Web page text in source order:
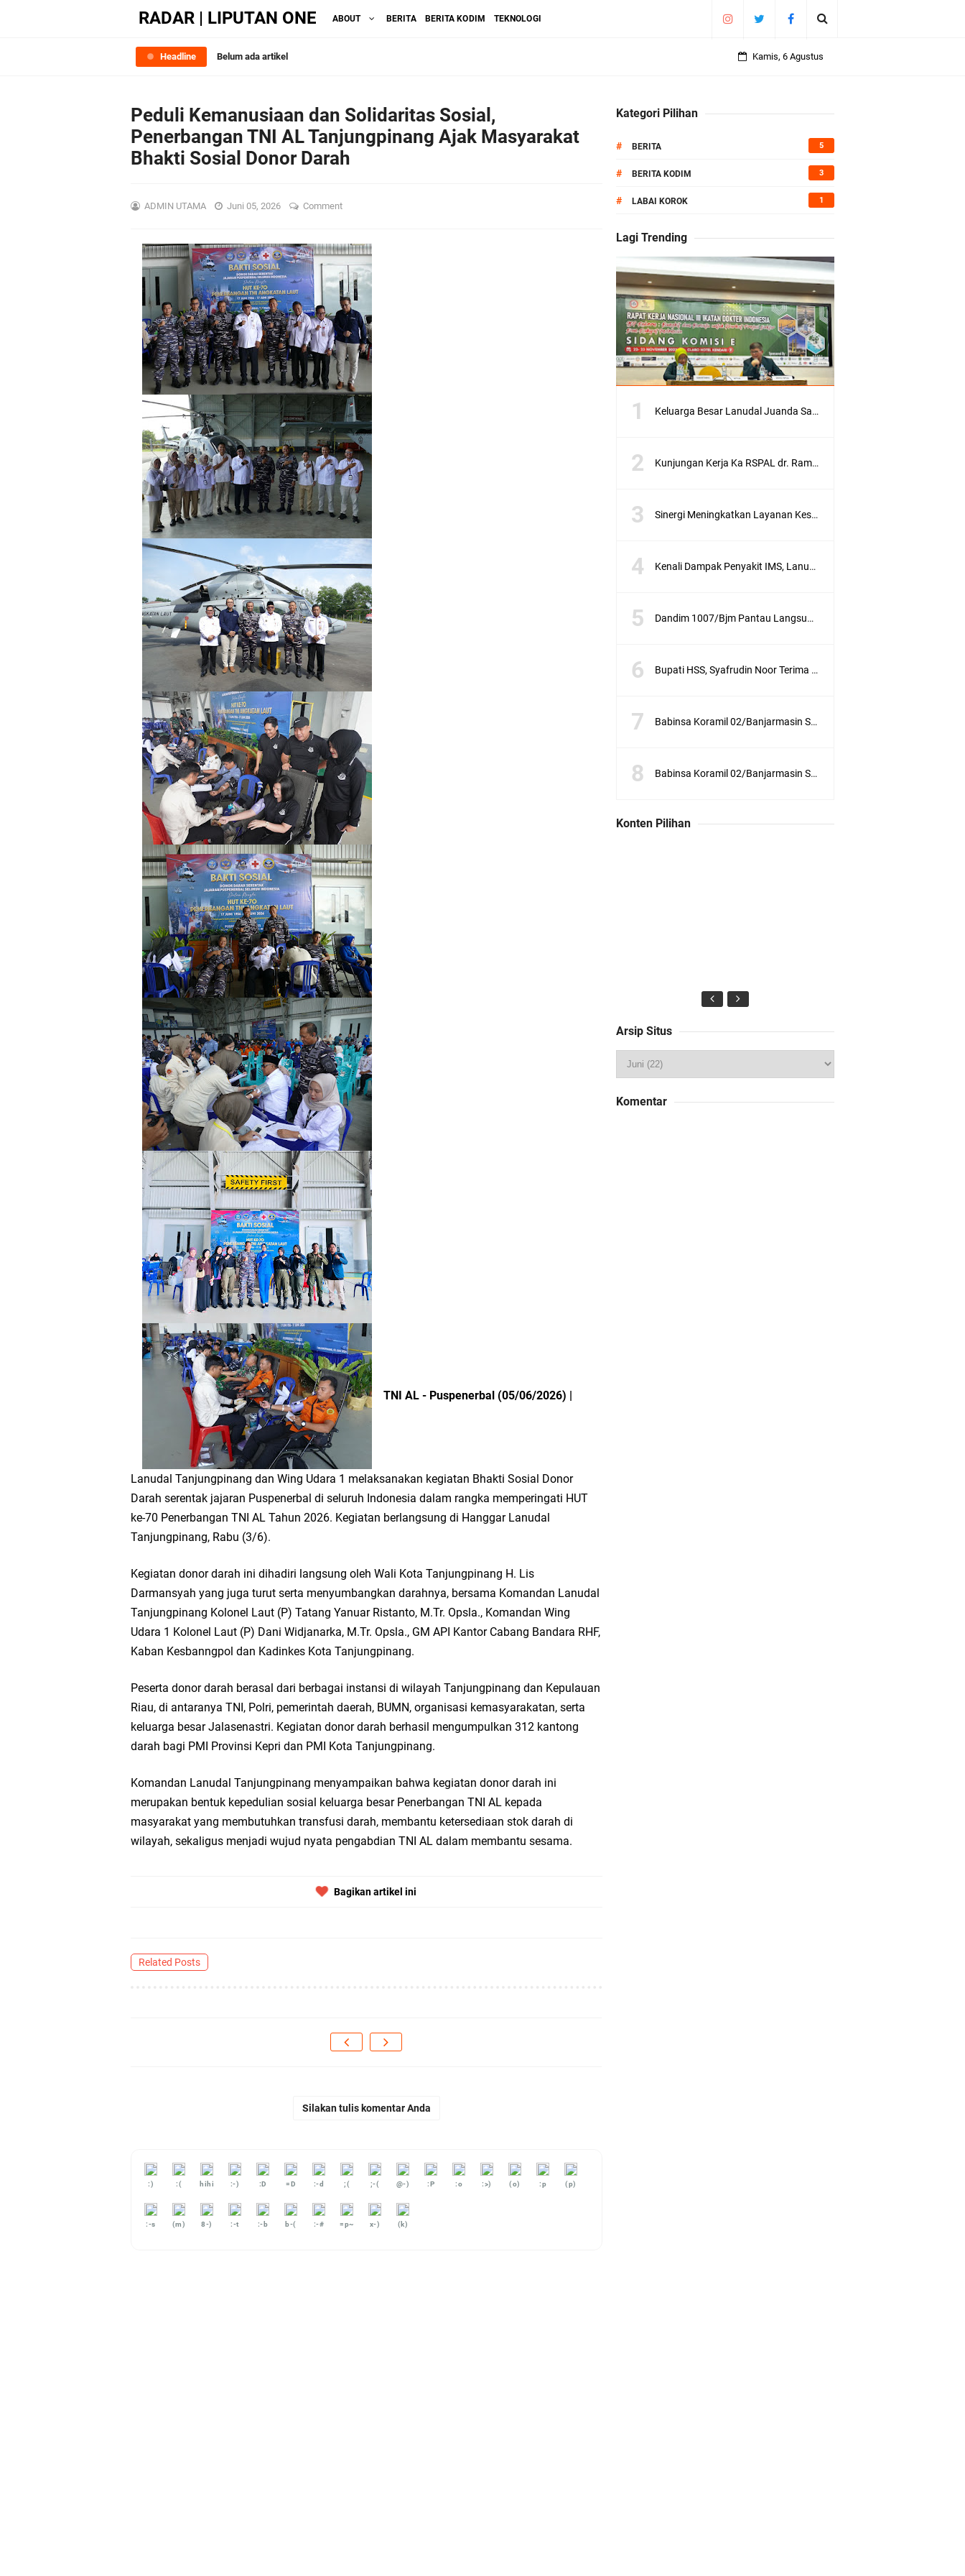
RADAR | LIPUTAN ONE ABOUT BERITA BERITA KODIM TEKNOLOGI
Headline Belum ada artikel Kamis, 6 Agustus
Peduli Kemanusiaan dan Solidaritas Sosial,
Penerbangan TNI AL Tanjungpinang Ajak Masyarakat
Bhakti Sosial Donor Darah
ADMIN UTAMA Juni 05, 2026 Comment
TNI AL - Puspenerbal (05/06/2026) |
Lanudal Tanjungpinang dan Wing Udara 1 melaksanakan kegiatan Bhakti Sosial Donor
Darah serentak jajaran Puspenerbal di seluruh Indonesia dalam rangka memperingati HUT
ke-70 Penerbangan TNI AL Tahun 2026. Kegiatan berlangsung di Hanggar Lanudal
Tanjungpinang, Rabu (3/6).
Kegiatan donor darah ini dihadiri langsung oleh Wali Kota Tanjungpinang H. Lis
Darmansyah yang juga turut serta menyumbangkan darahnya, bersama Komandan Lanudal
Tanjungpinang Kolonel Laut (P) Tatang Yanuar Ristanto, M.Tr. Opsla., Komandan Wing
Udara 1 Kolonel Laut (P) Dani Widjanarka, M.Tr. Opsla., GM API Kantor Cabang Bandara RHF,
Kaban Kesbanngpol dan Kadinkes Kota Tanjungpinang.
Peserta donor darah berasal dari berbagai instansi di wilayah Tanjungpinang dan Kepulauan
Riau, di antaranya TNI, Polri, pemerintah daerah, BUMN, organisasi kemasyarakatan, serta
keluarga besar Jalasenastri. Kegiatan donor darah berhasil mengumpulkan 312 kantong
darah bagi PMI Provinsi Kepri dan PMI Kota Tanjungpinang.
Komandan Lanudal Tanjungpinang menyampaikan bahwa kegiatan donor darah ini
merupakan bentuk kepedulian sosial keluarga besar Penerbangan TNI AL kepada
masyarakat yang membutuhkan transfusi darah, membantu ketersediaan stok darah di
wilayah, sekaligus menjadi wujud nyata pengabdian TNI AL dalam membantu sesama.
Bagikan artikel ini
Related Posts
Silakan tulis komentar Anda
:) :( hihi :-) :D =D :-d ;( ;-( @-) :P :o :>) (o) :p (p)
:-s (m) 8-) :-t :-b b-( :-# =p~ x-) (k)
Kategori Pilihan
# BERITA 5
# BERITA KODIM 3
# LABAI KOROK 1
Lagi Trending
Keluarga Besar Lanudal Juanda Sambut Komandan Baru
Kunjungan Kerja Ka RSPAL dr. Ramelan ke AAL dalam Mempererat Sinergitas
Sinergi Meningkatkan Layanan Kesehatan, Kodaeral XI Terima Audiensi BPJS Kesehatan Kantor Cabang Merauke
Kenali Dampak Penyakit IMS, Lanudal Manado ikuti Sarasehan Jajaran Puspenerbal
Dandim 1007/Bjm Pantau Langsung Pengerjaan RTLH Dalam Rangka HUT ke - 66 Kodam VI/Mlw
Bupati HSS, Syafrudin Noor Terima Penghargaan dari Pangdam VI/Mlw Mayjen TNI Rudy Rachmat Nugraha
Babinsa Koramil 02/Banjarmasin Selatan Penguatan Komsos untuk Kesejahteraan Masyarakat
Babinsa Koramil 02/Banjarmasin Selatan Komsos dengan Aparatur Kelurahan untuk Meningkatkan Sinergi dan Kesejahteraan Masyarakat
Konten Pilihan
Arsip Situs
Komentar